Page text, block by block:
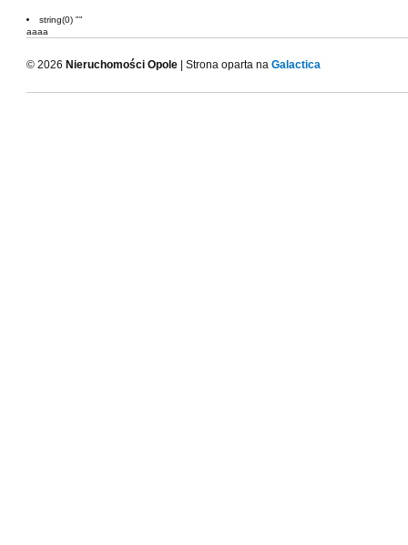
string(0) ""
aaaa
© 2026 Nieruchomości Opole | Strona oparta na Galactica